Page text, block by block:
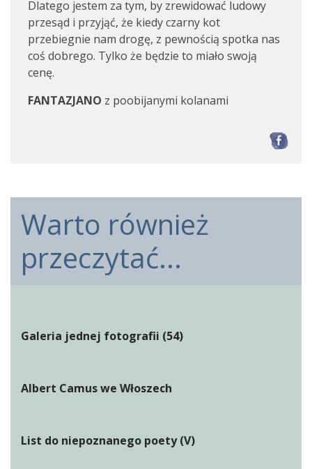
Dlatego jestem za tym, by zrewidować ludowy
przesąd i przyjąć, że kiedy czarny kot
przebiegnie nam drogę, z pewnością spotka nas
coś dobrego. Tylko że będzie to miało swoją
cenę.
FANTAZJANO z poobijanymi kolanami
Warto również
przeczytać...
Galeria jednej fotografii (54)
Albert Camus we Włoszech
List do niepoznanego poety (V)